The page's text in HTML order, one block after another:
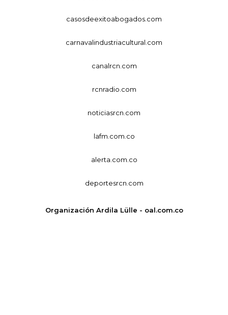
casosdeexitoabogados.com
carnavalindustriacultural.com
canalrcn.com
rcnradio.com
noticiasrcn.com
lafm.com.co
alerta.com.co
deportesrcn.com
Organización Ardila Lülle - oal.com.co